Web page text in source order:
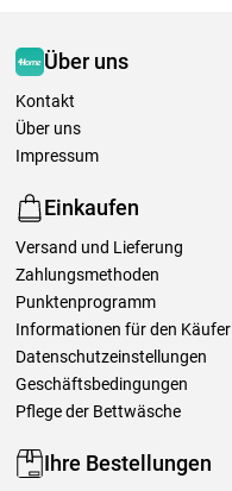
Über uns
Kontakt
Über uns
Impressum
Einkaufen
Versand und Lieferung
Zahlungsmethoden
Punktenprogramm
Informationen für den Käufer
Datenschutzeinstellungen
Geschäftsbedingungen
Pflege der Bettwäsche
Ihre Bestellungen